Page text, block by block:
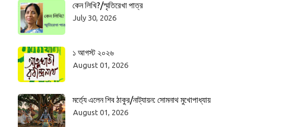
কেন লিখি?/স্মৃতিরেখা পাত্র
July 30, 2026
১ আগস্ট ২০২৬
August 01, 2026
মর্ত্যে এলেন শিব ঠাকুর/নাট্যায়ন: সোমনাথ মুখোপাধ্যায়
August 01, 2026